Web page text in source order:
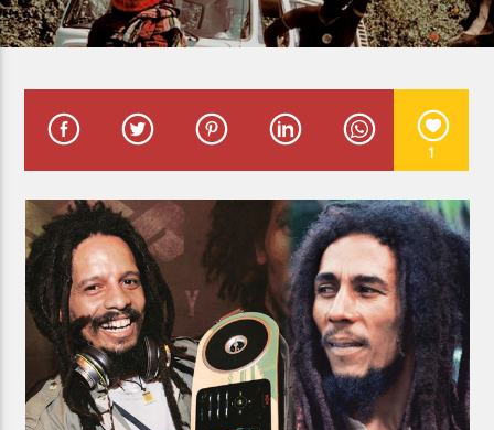
Planeta Reggae 1